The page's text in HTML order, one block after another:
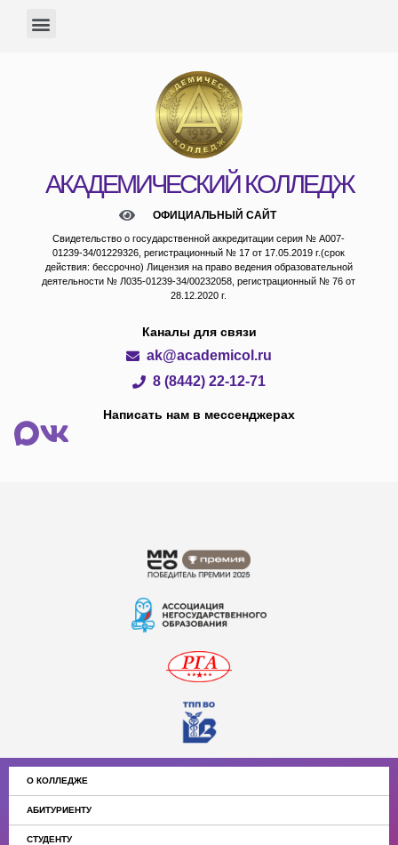
АКАДЕМИЧЕСКИЙ КОЛЛЕДЖ
ОФИЦИАЛЬНЫЙ САЙТ
Свидетельство о государственной аккредитации серия № А007-
01239-34/01229326, регистрационный № 17 от 17.05.2019 г.(срок
действия: бессрочно) Лицензия на право ведения образовательной
деятельности № Л035-01239-34/00232058, регистрационный № 76 от
28.12.2020 г.
Каналы для связи
ak@academicol.ru
8 (8442) 22-12-71
Написать нам в мессенджерах
О КОЛЛЕДЖЕ
АБИТУРИЕНТУ
СТУДЕНТУ